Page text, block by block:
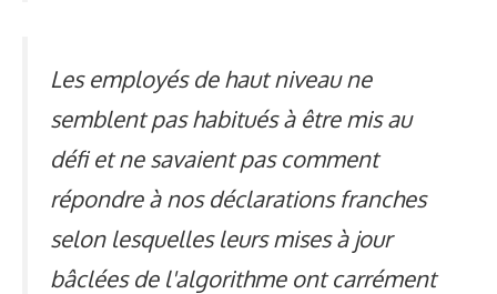
Les employés de haut niveau ne
semblent pas habitués à être mis au
défi et ne savaient pas comment
répondre à nos déclarations franches
selon lesquelles leurs mises à jour
bâclées de l'algorithme ont carrément